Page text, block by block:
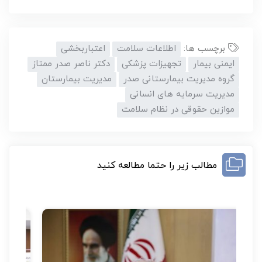
برچسب ها: اطلاعات سلامت
اعتباربخشی
ایمنی بیمار
تجهیزات پزشکی
دکتر ناصر صدر ممتاز
گروه مدیریت بیمارستانی صدر
مدیریت بیمارستان
مدیریت سرمایه های انسانی
موازین حقوقی در نظام سلامت
مطالب زیر را حتما مطالعه کنید